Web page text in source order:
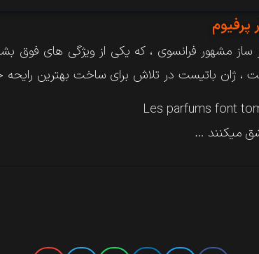
پرفیوم
مشهور​ فرانسوی​ ،​ که یکی​ از​ ویژگی​ های​ فوق​
،​ ژان​ باتیست​ در​ تلاش​ برای ساخت​ بهترین​
Les parfums font
میکنند …